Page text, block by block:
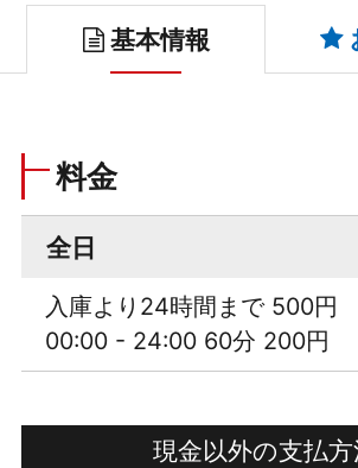
基本情報
料金
全日
入庫より24時間まで 500円
00:00 - 24:00 60分 200円
現金以外の支払